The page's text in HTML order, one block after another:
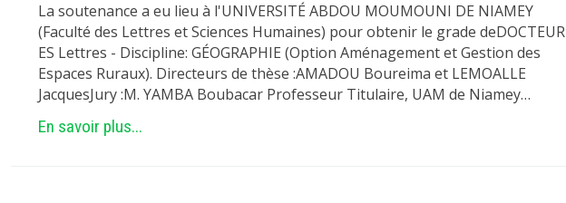
La soutenance a eu lieu à l'UNIVERSITÉ ABDOU MOUMOUNI DE NIAMEY
(Faculté des Lettres et Sciences Humaines) pour obtenir le grade deDOCTEUR
ES Lettres - Discipline: GÉOGRAPHIE (Option Aménagement et Gestion des
Espaces Ruraux). Directeurs de thèse :AMADOU Boureima et LEMOALLE
JacquesJury :M. YAMBA Boubacar Professeur Titulaire, UAM de Niamey…
En savoir plus...